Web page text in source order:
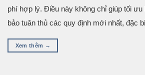
phí hợp lý. Điều này không chỉ giúp tối ưu
bảo tuân thủ các quy định mới nhất, đặc
Xem thêm →